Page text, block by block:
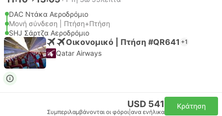
DAC Ντάκα Αεροδρόμιο
Μονή σύνδεση | Πτήση+Πτήση
SHJ Σάρτζα Αεροδρόμιο
Οικονομικό | Πτήση #QR641 +1
Qatar Airways
USD 541
Συμπεριλαμβάνονται οι φόροι ανα ενήλικα
Κράτηση